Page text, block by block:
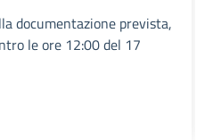
documentazione prevista,
le ore 12:00 del 17